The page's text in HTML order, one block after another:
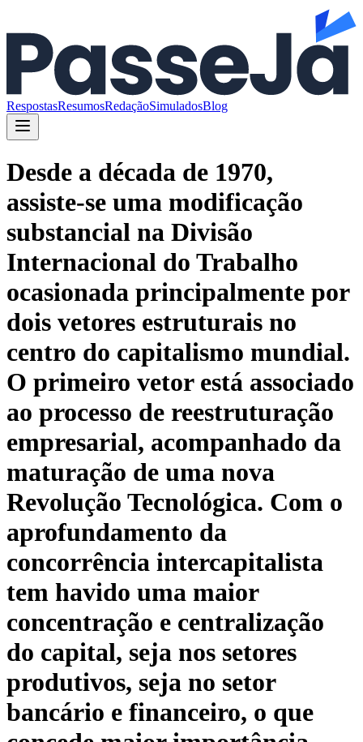
RespostasResumosRedaçãoSimuladosBlog
Desde a década de 1970,
assiste-se uma modificação
substancial na Divisão
Internacional do Trabalho
ocasionada principalmente por
dois vetores estruturais no
centro do capitalismo mundial.
O primeiro vetor está associado
ao processo de reestruturação
empresarial, acompanhado da
maturação de uma nova
Revolução Tecnológica. Com o
aprofundamento da
concorrência intercapitalista
tem havido uma maior
concentração e centralização
do capital, seja nos setores
produtivos, seja no setor
bancário e financeiro, o que